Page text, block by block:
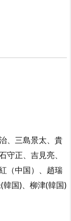
、三島景太、貴
守正、吉見亮、
（中国）、趙瑞
韓国)、柳津(韓国)